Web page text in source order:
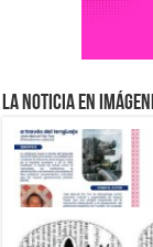
La Noticia en